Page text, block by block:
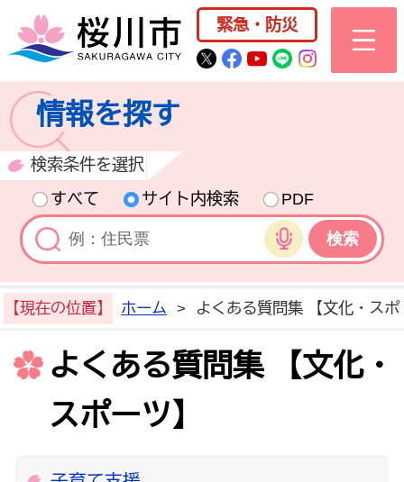
桜川市公式ホー
緊急・防災
桜川市公式Twitter
桜川市公式
桜川市公式
桜川市公式
情報を探す
検索条件を選択
すべて
サイト内検索
PDF
音声検索
【現在の位置】 ホーム > よくある質問集 【文化・スポ
よくある質問集 【文化・
スポーツ】